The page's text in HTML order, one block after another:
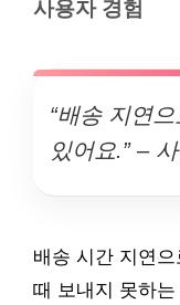
사용자 경험
“배송 지연
있어요.” –
배송 시간 지연
때 보내지 못하